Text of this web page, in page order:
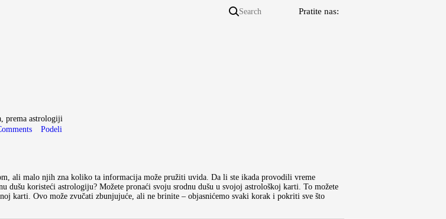
Pratite nas:
prema astrologiji
Podeli
ali malo njih zna koliko ta informacija može pružiti uvida. Da li ste ikada provodili vreme
dušu koristeći astrologiju? Možete pronaći svoju srodnu dušu u svojoj astrološkoj karti. To možete
karti. Ovo može zvučati zbunjujuće, ali ne brinite – objasnićemo svaki korak i pokriti sve što